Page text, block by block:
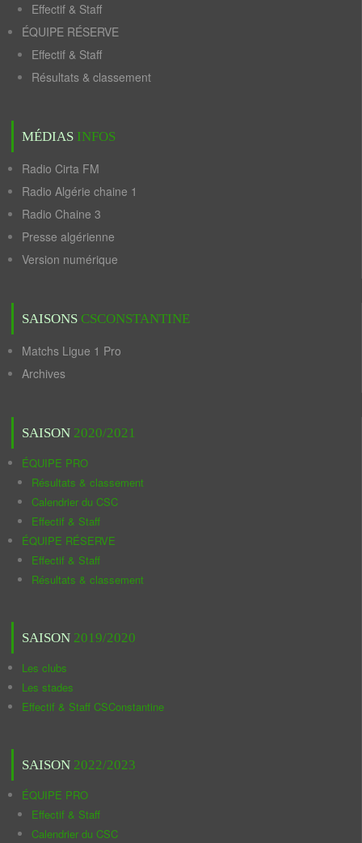
Effectif & Staff
ÉQUIPE RÉSERVE
Effectif & Staff
Résultats & classement
MÉDIAS INFOS
Radio Cirta FM
Radio Algérie chaine 1
Radio Chaine 3
Presse algérienne
Version numérique
SAISONS CSCONSTANTINE
Matchs Ligue 1 Pro
Archives
SAISON 2020/2021
ÉQUIPE PRO
Résultats & classement
Calendrier du CSC
Effectif & Staff
ÉQUIPE RÉSERVE
Effectif & Staff
Résultats & classement
SAISON 2019/2020
Les clubs
Les stades
Effectif & Staff CSConstantine
SAISON 2022/2023
ÉQUIPE PRO
Effectif & Staff
Calendrier du CSC